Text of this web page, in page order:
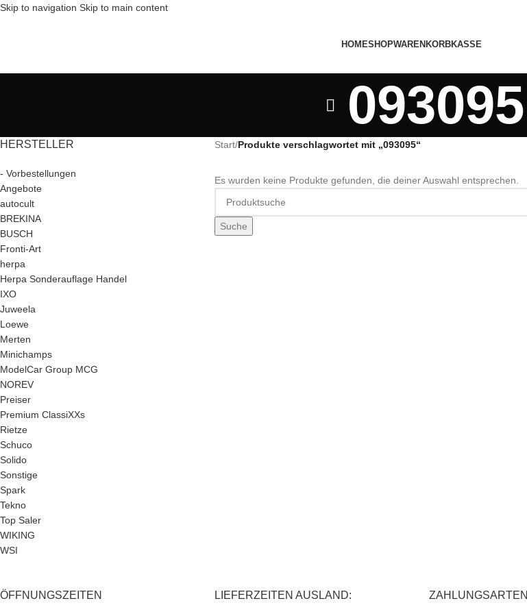
Skip to navigation Skip to main content
HOMESHOPWARENKORBKASSE
093095
HERSTELLER
- Vorbestellungen
Angebote
autocult
BREKINA
BUSCH
Fronti-Art
herpa
Herpa Sonderauflage Handel
IXO
Juweela
Loewe
Merten
Minichamps
ModelCar Group MCG
NOREV
Preiser
Premium ClassiXXs
Rietze
Schuco
Solido
Sonstige
Spark
Tekno
Top Saler
WIKING
WSI
Start/Produkte verschlagwortet mit „093095“
Es wurden keine Produkte gefunden, die deiner Auswahl entsprechen.
Suche
ÖFFNUNGSZEITEN LIEFERZEITEN AUSLAND: ZAHLUNGSARTEN